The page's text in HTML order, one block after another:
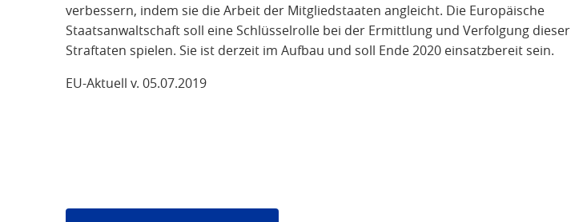
verbessern, indem sie die Arbeit der Mitgliedstaaten angleicht. Die Europäische
Staatsanwaltschaft soll eine Schlüsselrolle bei der Ermittlung und Verfolgung dieser
Straftaten spielen. Sie ist derzeit im Aufbau und soll Ende 2020 einsatzbereit sein.
EU-Aktuell v. 05.07.2019